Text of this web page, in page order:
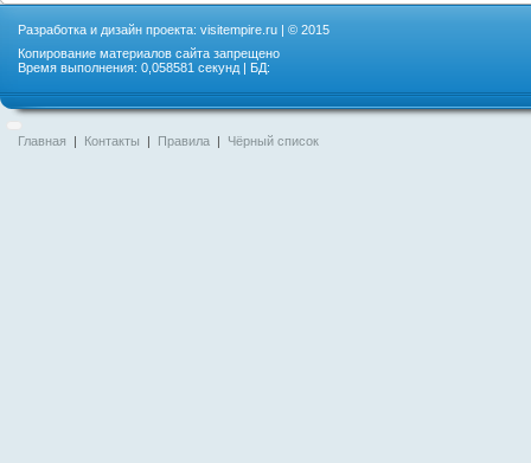
Разработка и дизайн проекта: visitempire.ru | © 2015
Копирование материалов сайта запрещено
Время выполнения: 0,058581 секунд | БД:
Главная | Контакты | Правила | Чёрный список